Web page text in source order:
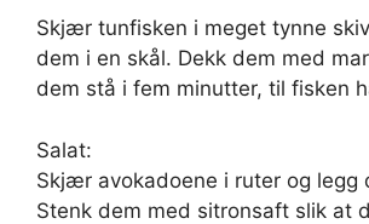
Skjær tunfisken i meget tynne
dem i en skål. Dekk dem med
dem stå i fem minutter, til fisken
Salat:
Skjær avokadoene i ruter og legg
Stenk dem med sitronsaft slik at